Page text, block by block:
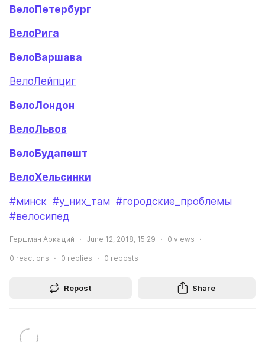
ВелоПетербург
ВелоРига
ВелоВаршава
ВелоЛейпциг
ВелоЛондон
ВелоЛьвов
ВелоБудапешт
ВелоХельсинки
#минск #у_них_там #городские_проблемы
#велосипед
Гершман Аркадий June 12, 2018, 15:29 0 views
0 reactions 0 replies 0 reposts
Repost Share